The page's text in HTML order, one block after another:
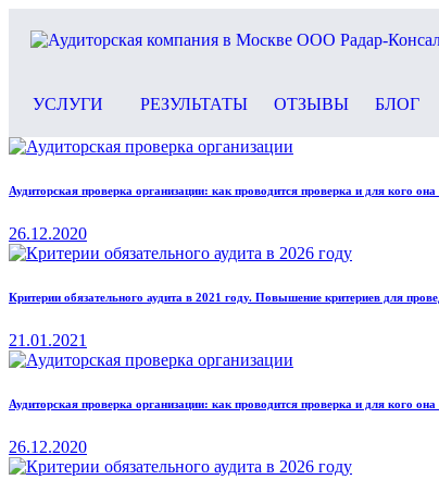
УСЛУГИ РЕЗУЛЬТАТЫ ОТЗЫВЫ БЛОГ
Аудиторская проверка организации: как проводится проверка и для кого она
26.12.2020
Критерии обязательного аудита в 2021 году. Повышение критериев для
21.01.2021
Аудиторская проверка организации: как проводится проверка и для кого она
26.12.2020